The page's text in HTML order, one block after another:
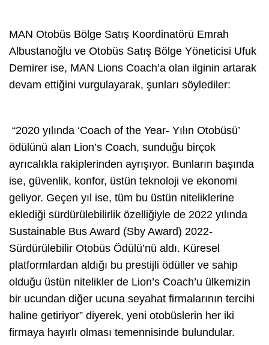
MAN Otobüs Bölge Satış Koordinatörü Emrah
Albustanoğlu ve Otobüs Satış Bölge Yöneticisi Ufuk
Demirer ise, MAN Lions Coach’a olan ilginin artarak
devam ettiğini vurgulayarak, şunları söylediler:
“2020 yılında ‘Coach of the Year- Yılın Otobüsü’
ödülünü alan Lion’s Coach, sunduğu birçok
ayrıcalıkla rakiplerinden ayrışıyor. Bunların başında
ise, güvenlik, konfor, üstün teknoloji ve ekonomi
geliyor. Geçen yıl ise, tüm bu üstün niteliklerine
eklediği sürdürülebilirlik özelliğiyle de 2022 yılında
Sustainable Bus Award (Sby Award) 2022-
Sürdürülebilir Otobüs Ödülü’nü aldı. Küresel
platformlardan aldığı bu prestijli ödüller ve sahip
olduğu üstün nitelikler de Lion’s Coach’u ülkemizin
bir ucundan diğer ucuna seyahat firmalarının tercihi
haline getiriyor” diyerek, yeni otobüslerin her iki
firmaya hayırlı olması temennisinde bulundular.